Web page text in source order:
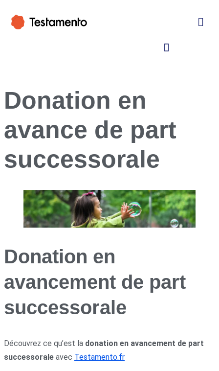
Donation en
avance de part
successorale
Donation en
avancement de part
successorale
Découvrez ce qu’est la donation en avancement de part
successorale avec Testamento.fr